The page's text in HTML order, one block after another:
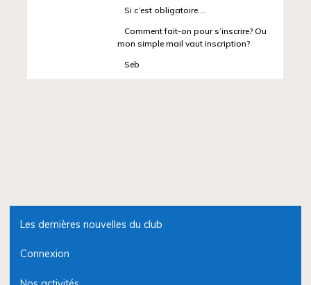
Si c’est obligatoire….
Comment fait-on pour s’inscrire? Ou
mon simple mail vaut inscription?
Seb
Les dernières nouvelles du club
Connexion